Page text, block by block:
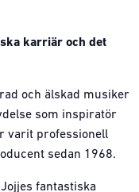
karriär och det
och älskad musiker
som inspiratör
varit professionell
sedan 1968.
fantastiska